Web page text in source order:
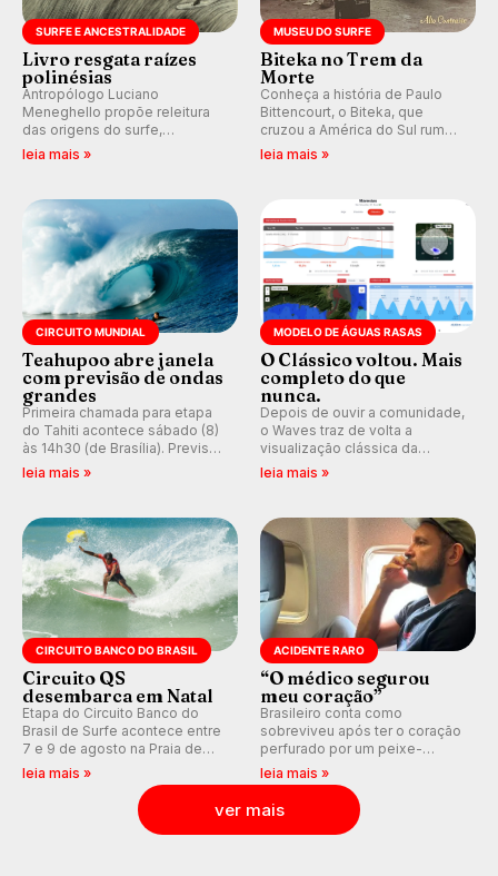
SURFE E ANCESTRALIDADE
Livro resgata raízes
polinésias
Antropólogo Luciano
Meneghello propõe releitura
das origens do surfe,
resgatando a cultura polinésia
prática em esporte e indústria.
leia mais »
MUSEU DO SURFE
Biteka no Trem da
Morte
Conheça a história de Paulo
Bittencourt, o Biteka, que
cruzou a América do Sul rumo
ao Pacífico em uma jornada
leia mais »
CIRCUITO MUNDIAL
Teahupoo abre janela
com previsão de ondas
grandes
Primeira chamada para etapa
do Tahiti acontece sábado (8)
às 14h30 (de Brasília). Previsão
indica swell consistente.
Kelly Slater convidado.
leia mais »
MODELO DE ÁGUAS RASAS
O Clássico voltou. Mais
completo do que
nunca.
Depois de ouvir a comunidade,
o Waves traz de volta a
visualização clássica da
previsão de águas rasas,
ondas para até 16 dias.
leia mais »
CIRCUITO BANCO DO BRASIL
Circuito QS
desembarca em Natal
Etapa do Circuito Banco do
Brasil de Surfe acontece entre
7 e 9 de agosto na Praia de
Miami (RN), em disputas
válidas pelo Qualifying Series
(QS) 4.000 e pela corrida por
vagas no Challenger Series.
leia mais »
ACIDENTE RARO
“O médico segurou
meu coração”
Brasileiro conta como
sobreviveu após ter o coração
perfurado por um peixe-
agulha enquanto surfava na
Costa Rica.
leia mais »
ver mais